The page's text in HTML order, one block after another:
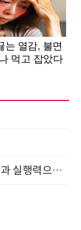
“문서에 묻힌 지식을 꺼내, 회사의 판단력과 실행력으로 바꾸다” (8/20)